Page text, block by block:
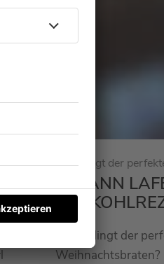
So gelingt der
JOHANN
Wie gelingt der
Weihnachtsbraten?